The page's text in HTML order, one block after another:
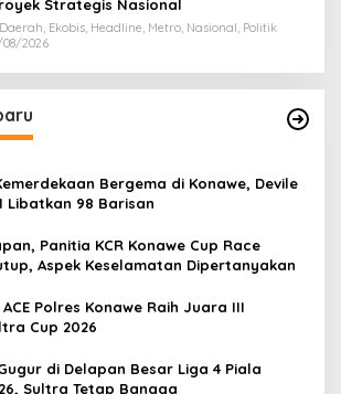
Strategis Nasional
Ekobis, Headline, Metro, Nasional, Politik
2026
Bergema di Konawe, Devile
Libatkan 98 Barisan
Panitia KCR Konawe Cup Race
Aspek Keselamatan Dipertanyakan
ACE Polres Konawe Raih Juara III
Cup 2026
di Delapan Besar Liga 4 Piala
Sultra Tetap Bangga